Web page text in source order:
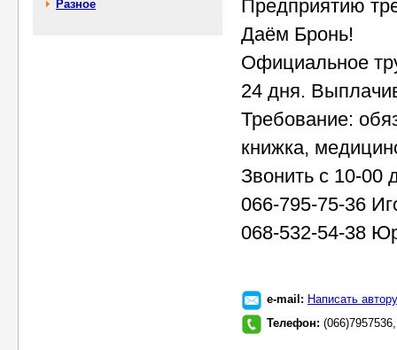
Разное
Предприятию
Даём Бронь!
Официальное
24 дня.
Требование:
книжка,
Звонить с 10-00
066-795-75-36
068-532-54-38
e-mail: Написать автору
Телефон: